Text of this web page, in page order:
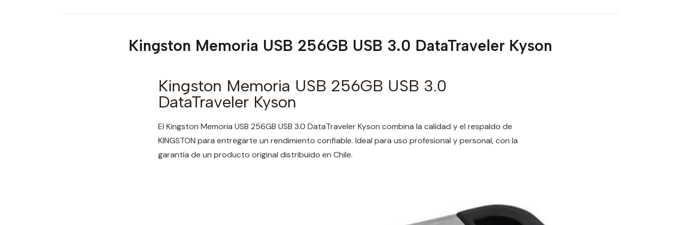
Kingston Memoria USB 256GB USB 3.0 DataTraveler Kyson
Kingston Memoria USB 256GB USB 3.0
DataTraveler Kyson
El Kingston Memoria USB 256GB USB 3.0 DataTraveler Kyson combina la calidad y el respaldo de
KINGSTON para entregarte un rendimiento confiable. Ideal para uso profesional y personal, con la
garantía de un producto original distribuido en Chile.